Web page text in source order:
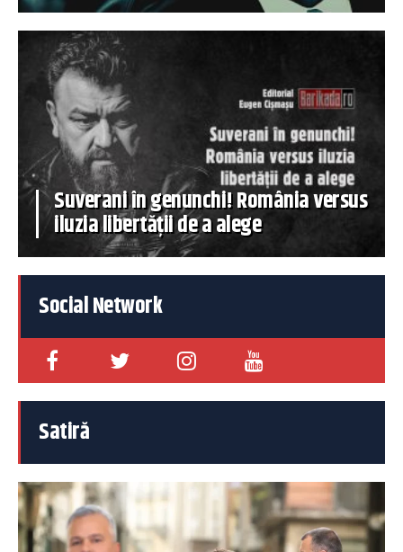
Suverani în genunchi! România versus
iluzia libertății de a alege
Social Network
Satiră